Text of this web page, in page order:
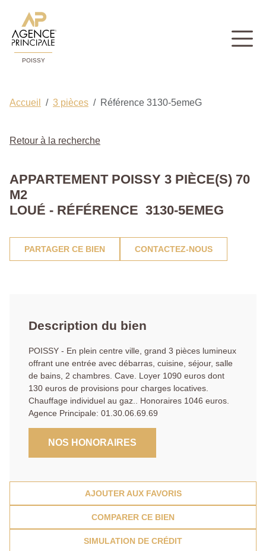
POISSY
Accueil 3 pièces Référence 3130-5emeG
Retour à la recherche
APPARTEMENT POISSY 3 PIÈCE(S) 70
M2
LOUÉ - RÉFÉRENCE 3130-5EMEG
PARTAGER CE BIEN CONTACTEZ-NOUS
Description du bien
POISSY - En plein centre ville, grand 3 pièces lumineux
offrant une entrée avec débarras, cuisine, séjour, salle
de bains, 2 chambres. Cave. Loyer 1090 euros dont
130 euros de provisions pour charges locatives.
Chauffage individuel au gaz.. Honoraires 1046 euros.
Agence Principale: 01.30.06.69.69
NOS HONORAIRES
AJOUTER AUX FAVORIS
COMPARER CE BIEN
SIMULATION DE CRÉDIT